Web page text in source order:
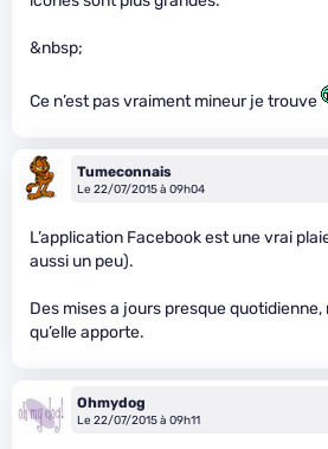
&nbsp;
Ce n’est pas vraiment mineur je trouve
Tumeconnais
Le 22/07/2015 à 09h04
L’application Facebook est une vrai
aussi un peu).
Des mises a jours presque
qu’elle apporte.
Ohmydog
Le 22/07/2015 à 09h11